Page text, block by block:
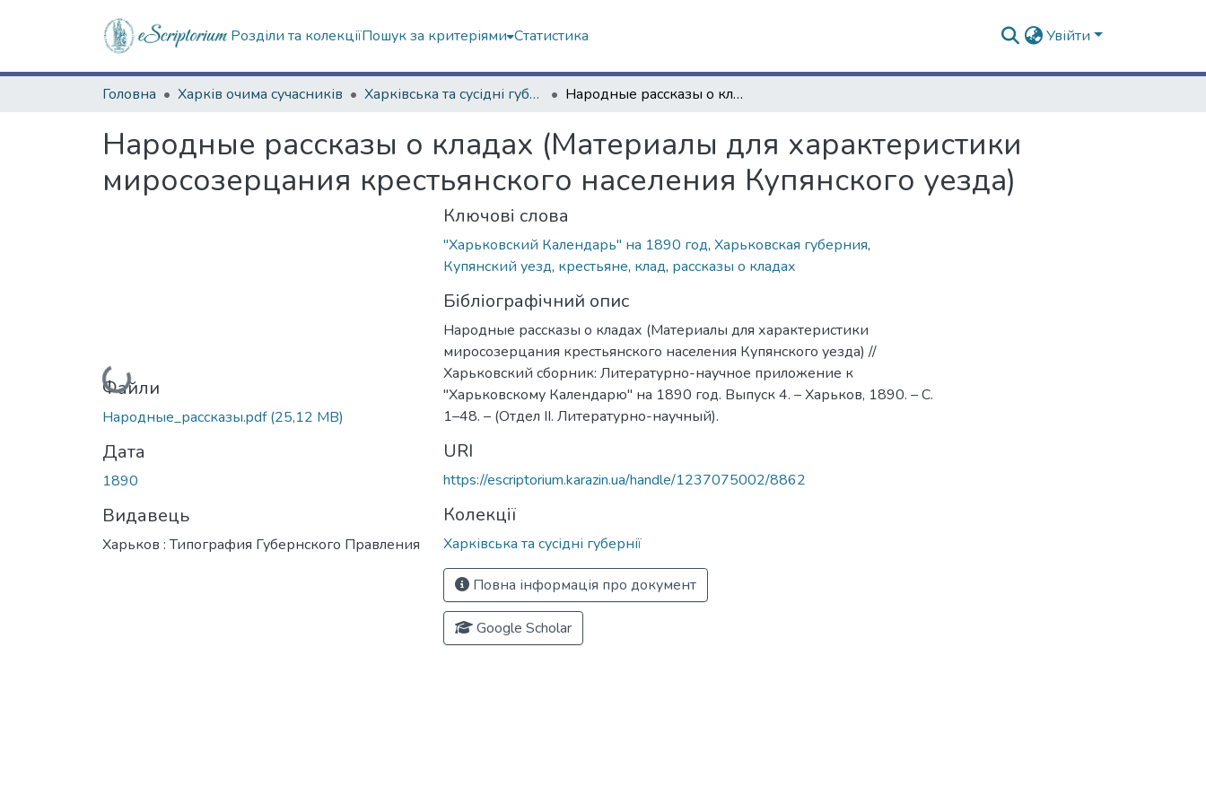
Розділи та колекціїПошук за критеріями Статистика Увійти
Головна Харків очима сучасників Харківська та сусідні губернії Народные рассказы о кладах (Материалы для характеристики миросозерцания крестьянского населения Купянского уезда)
Народные рассказы о кладах (Материалы для характеристики
миросозерцания крестьянского населения Купянского уезда)
Вантажиться...
Файли
Народные_рассказы.pdf(25,12 MB)
Дата
1890
Видавець
Харьков : Типография Губернского Правления
Ключові слова
"Харьковский Календарь" на 1890 год, Харьковская губерния,
Купянский уезд, крестьяне, клад, рассказы о кладах
Бібліографічний опис
Народные рассказы о кладах (Материалы для характеристики
миросозерцания крестьянского населения Купянского уезда) //
Харьковский сборник: Литературно-научное приложение к
"Харьковскому Календарю" на 1890 год. Выпуск 4. – Харьков, 1890. – С.
1–48. – (Отдел ІІ. Литературно-научный).
URI
https://escriptorium.karazin.ua/handle/1237075002/8862
Колекції
Харківська та сусідні губернії
Повна інформація про документ
Google Scholar